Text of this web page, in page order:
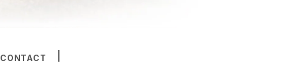
CONTACT